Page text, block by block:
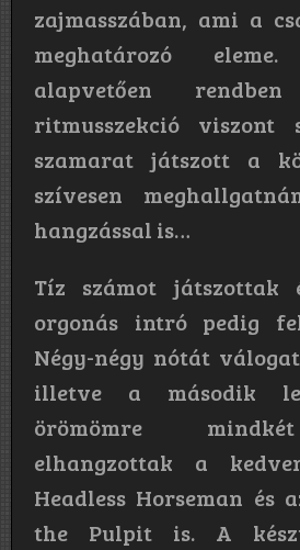
zajmasszában, ami a
meghatározó
alapvetően
ritmusszekció viszont
szamarat játszott a
szívesen
hangzással is…
Tíz számot játszottak
orgonás intró pedig
Négy-négy nótát
illetve a második
örömömre
elhangzottak a
Headless Horseman és
the Pulpit is. A